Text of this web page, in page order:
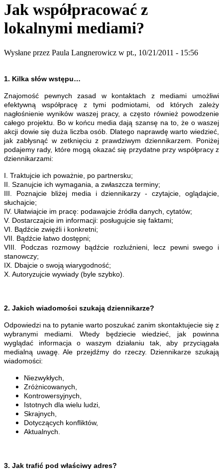
Jak współpracować z
lokalnymi mediami?
Wysłane przez Paula Langnerowicz w pt., 10/21/2011 - 15:56
1. Kilka słów wstępu…
Znajomość pewnych zasad w kontaktach z mediami umożliwi
efektywną współpracę z tymi podmiotami, od których zależy
nagłośnienie wyników waszej pracy, a często również powodzenie
całego projektu. Bo w końcu media dają szansę na to, że o waszej
akcji dowie się duża liczba osób. Dlatego naprawdę warto wiedzieć,
jak zabłysnąć w zetknięciu z prawdziwym dziennikarzem. Poniżej
podajemy rady, które mogą okazać się przydatne przy współpracy z
dziennikarzami:
I. Traktujcie ich poważnie, po partnersku;
II. Szanujcie ich wymagania, a zwłaszcza terminy;
III. Poznajcie bliżej media i dziennikarzy - czytajcie, oglądajcie,
słuchajcie;
IV. Ułatwiajcie im pracę: podawajcie źródła danych, cytatów;
V. Dostarczajcie im informacji: posługujcie się faktami;
VI. Bądźcie zwięźli i konkretni;
VII. Bądźcie łatwo dostępni;
VIII. Podczas rozmowy bądźcie rozluźnieni, lecz pewni swego i
stanowczy;
IX. Dbajcie o swoją wiarygodność;
X. Autoryzujcie wywiady (byle szybko).
2. Jakich wiadomości szukają dziennikarze?
Odpowiedzi na to pytanie warto poszukać zanim skontaktujecie się z
wybranymi mediami. Wtedy będziecie wiedzieć, jak powinna
wyglądać informacja o waszym działaniu tak, aby przyciągała
medialną uwagę. Ale przejdźmy do rzeczy. Dziennikarze szukają
wiadomości:
Niezwykłych,
Zróżnicowanych,
Kontrowersyjnych,
Istotnych dla wielu ludzi,
Skrajnych,
Dotyczących konfliktów,
Aktualnych.
3. Jak trafić pod właściwy adres?